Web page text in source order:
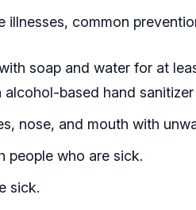
illnesses, common
soap and water for at
alcohol-based hand
nose, and mouth with
people who are sick.
sick.